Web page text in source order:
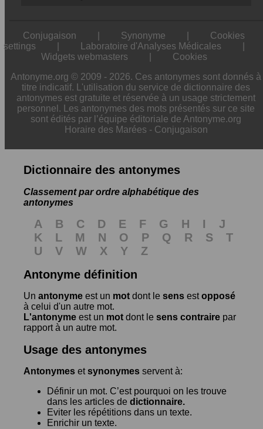
Conjugaison Synonyme
Cookies
settings
Laboratoire d'Analyses Médicales
Widgets webmasters
Cookies
Antonyme.org © 2009 - 2026. Ces antonymes sont donnés à
titre indicatif. L'utilisation du service de dictionnaire des
antonymes est gratuite et réservée à un usage strictement
personnel. Les antonymes des mots présentés sur ce site
sont édités par l’équipe éditoriale de Antonyme.org
Horaire des Marées - Conjugaison
Dictionnaire des antonymes
Classement par ordre alphabétique des
antonymes
A B C D E F G H I
J
K
L M N O P Q R S
T
U
V W X Y
Z
Antonyme définition
Un antonyme est un mot dont le sens estopposé
à celui d'un autre mot.
L'antonyme est un mot dont le sens contraire par
rapport à un autre mot.
Usage des antonymes
Antonymes etsynonymes servent à:
Définir un mot. C’est pourquoi on les trouve
dans les articles de dictionnaire.
Eviter les répétitions dans un texte.
Enrichir un texte.